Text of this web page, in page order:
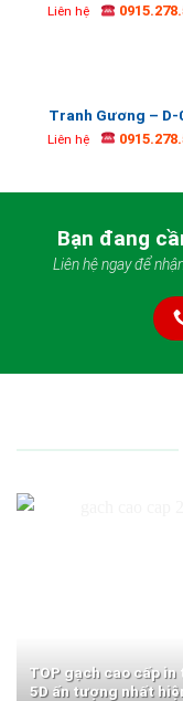
Liên hệ
Tranh Gương – D-
Liên hệ
Bạn đang
Liên hệ ngay để
TOP gạch cao cấp in
5D ấn tượng nhất